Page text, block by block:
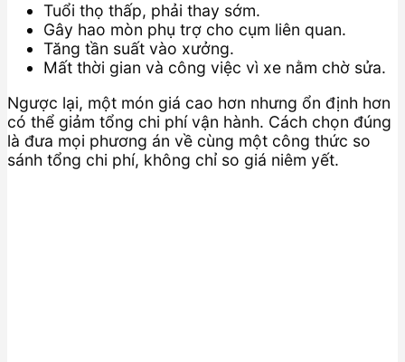
Tuổi thọ thấp, phải thay sớm.
Gây hao mòn phụ trợ cho cụm liên quan.
Tăng tần suất vào xưởng.
Mất thời gian và công việc vì xe nằm chờ sửa.
Ngược lại, một món giá cao hơn nhưng ổn định hơn
có thể giảm tổng chi phí vận hành. Cách chọn đúng
là đưa mọi phương án về cùng một công thức so
sánh tổng chi phí, không chỉ so giá niêm yết.